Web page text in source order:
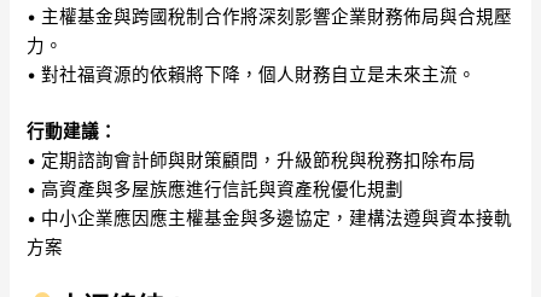
• 主權基金與跨國稅制合作將深刻影響企業財務佈局與合規壓
力。
• 對社福資源的依賴將下降，個人財務自立是未來主流。
行動建議：
• 定期諮詢會計師與財策顧問，升級節稅與稅務扣除布局
• 高資產與多屋族應進行信託與資產稅優化規劃
• 中小企業應因應主權基金與多邊協定，建構法遵與資本接軌
方案